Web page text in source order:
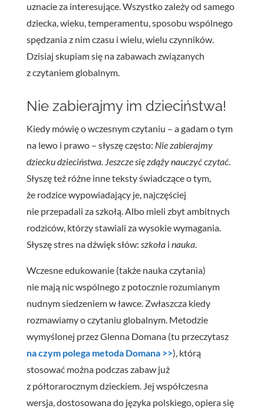
uznacie za interesujące. Wszystko zależy od samego
dziecka, wieku, temperamentu, sposobu wspólnego
spędzania z nim czasu i wielu, wielu czynników.
Dzisiaj skupiam się na zabawach związanych
z czytaniem globalnym.
Nie zabierajmy im dzieciństwa!
Kiedy mówię o wczesnym czytaniu – a gadam o tym
na lewo i prawo – słyszę często: Nie zabierajmy
dziecku dzieciństwa. Jeszcze się zdąży nauczyć czytać.
Słyszę też różne inne teksty świadczące o tym,
że rodzice wypowiadający je, najczęściej
nie przepadali za szkołą. Albo mieli zbyt ambitnych
rodziców, którzy stawiali za wysokie wymagania.
Słyszę stres na dźwięk słów: szkołai nauka.
Wczesne edukowanie (także nauka czytania)
nie mają nic wspólnego z potocznie rozumianym
nudnym siedzeniem w ławce. Zwłaszcza kiedy
rozmawiamy o czytaniu globalnym. Metodzie
wymyślonej przez Glenna Domana (tu przeczytasz
na czym polega metoda Domana >>), którą
stosować można podczas zabaw już
z półtorarocznym dzieckiem. Jej współczesna
wersja, dostosowana do języka polskiego, opiera się